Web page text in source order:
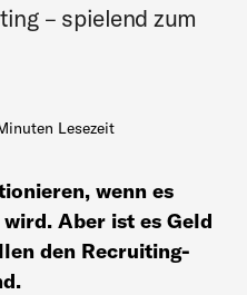
– spielend zum
Lesezeit
wenn es
Aber ist es Geld
den Recruiting-